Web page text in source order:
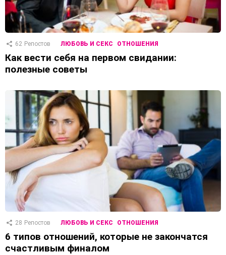
62 Репостов ЛЮБОВЬ И СЕКС ОТНОШЕНИЯ
Как вести себя на первом свидании:
полезные советы
28 Репостов ЛЮБОВЬ И СЕКС ОТНОШЕНИЯ
6 типов отношений, которые не закончатся
счастливым финалом